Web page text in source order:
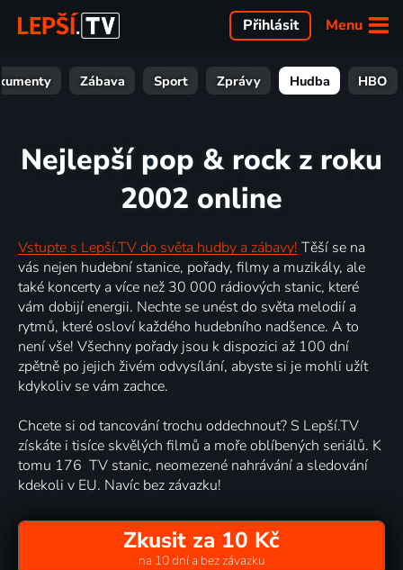
Menu
Přihlásit
Zábava Sport Zprávy Hudba HBO
Nejlepší pop & rock z roku
2002 online
Vstupte s Lepší.TV do světa hudby a zábavy! Těší se na
vás nejen hudební stanice, pořady, filmy a muzikály, ale
také koncerty a více než 30 000 rádiových stanic, které
vám dobijí energii. Nechte se unést do světa melodií a
rytmů, které osloví každého hudebního nadšence. A to
není vše! Všechny pořady jsou k dispozici až 100 dní
zpětně po jejich živém odvysílání, abyste si je mohli užít
kdykoliv se vám zachce.
Chcete si od tancování trochu oddechnout? S Lepší.TV
získáte i tisíce skvělých filmů a moře oblíbených seriálů. K
tomu 176 TV stanic, neomezené nahrávání a sledování
kdekoli v EU. Navíc bez závazku!
Zkusit za 10 Kč
na 10 dní a bez závazku